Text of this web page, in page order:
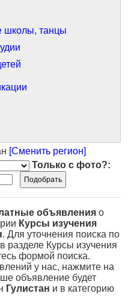
школы, танцы
[Сменить регион]
Только с фото?:
объявления о
Курсы изучения
. Для уточнения поиска по
разделе Курсы изучения
формой поиска.
у нас, нажмите на
объявление будет
Гулистан и в категорию